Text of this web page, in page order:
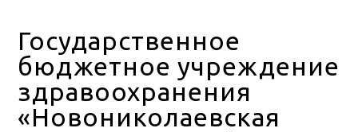
Государственное
бюджетное учреждение
здравоохранения
«Новониколаевская